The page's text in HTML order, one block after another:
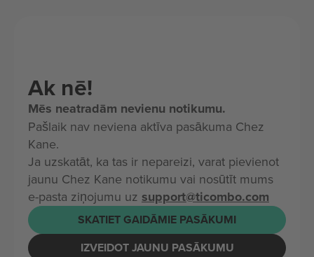
Ak nē!
Mēs neatradām nevienu notikumu.
Pašlaik nav neviena aktīva pasākuma Chez
Kane.
Ja uzskatāt, ka tas ir nepareizi, varat pievienot
jaunu Chez Kane notikumu vai nosūtīt mums
e-pasta ziņojumu uz support@ticombo.com
SKATIET GAIDĀMIE PASĀKUMI
IZVEIDOT JAUNU PASĀKUMU